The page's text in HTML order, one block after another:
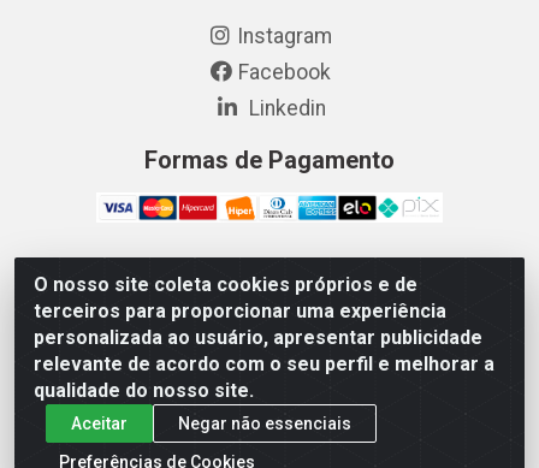
O nosso site coleta cookies próprios e de
terceiros para proporcionar uma experiência
personalizada ao usuário, apresentar publicidade
relevante de acordo com o seu perfil e melhorar a
qualidade do nosso site.
Aceitar
Negar não essenciais
Preferências de Cookies
Instagram
Facebook
Linkedin
Formas de Pagamento
Vetcom Distribuidora de Rações LTDA - Rua Maximiano
Barreto, 1040 - Barroso, Fortaleza/CE - CEP 60.863-260
- CNPJ 26.133.872/0001-11